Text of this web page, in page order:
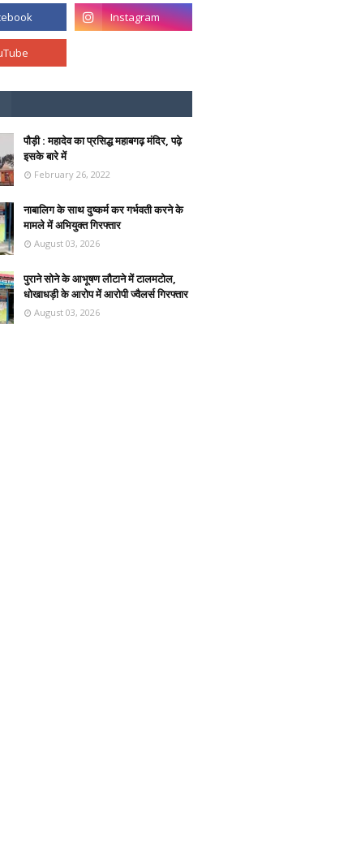
पौड़ी : महादेव का प्रसिद्ध महाबगढ़ मंदिर, पढ़े
इसके बारे में
February 26, 2022
नाबालिग के साथ दुष्कर्म कर गर्भवती करने के
मामले में अभियुक्त गिरफ्तार
August 03, 2026
पुराने सोने के आभूषण लौटाने में टालमटोल,
धोखाधड़ी के आरोप में आरोपी ज्वैलर्स गिरफ्तार
August 03, 2026